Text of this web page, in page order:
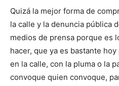
Quizá la mejor forma de
la calle y la denuncia pública
medios de prensa porque es
hacer, que ya es bastante
en la calle, con la pluma o la
convoque quien convoque,